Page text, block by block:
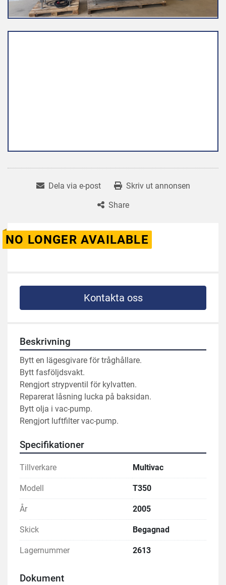
Dela via e-post
Skriv ut annonsen
Share
NO LONGER AVAILABLE
Kontakta oss
Beskrivning
Bytt en lägesgivare för tråghållare.
Bytt fasföljdsvakt.
Rengjort strypventil för kylvatten.
Reparerat låsning lucka på baksidan.
Bytt olja i vac-pump.
Rengjort luftfilter vac-pump.
Specifikationer
Tillverkare Multivac
Modell T350
År 2005
Skick Begagnad
Lagernummer 2613
Dokument